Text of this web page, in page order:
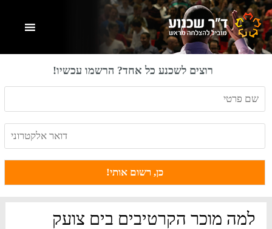
Skip
to
main
Skip
to
primary
Skip
to
footer
רוצים לשכנע כל אחד? הרשמו עכשיו!
למה מוכר הקרטיבים בים צועק